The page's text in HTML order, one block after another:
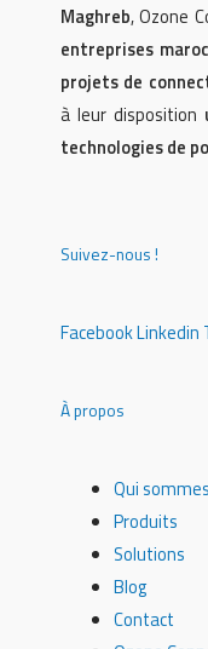
Maghreb, Ozone
entreprises
projets de
à leur disposition
technologies de
Suivez-nous !
FacebookLinkedin
À propos
Qui
Produits
Solutions
Blog
Contact